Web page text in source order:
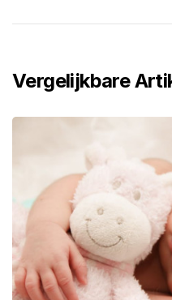
Vergelijkbare